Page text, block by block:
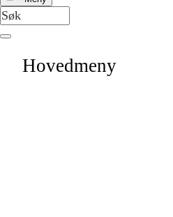
Hovedmeny